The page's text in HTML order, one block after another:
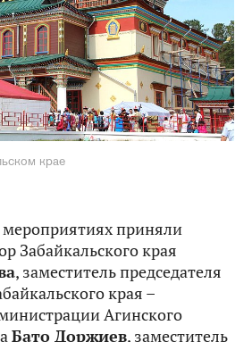
крае
приняли
Забайкальского края
, заместитель председателя
края –
Агинского
Бато Доржиев, заместитель